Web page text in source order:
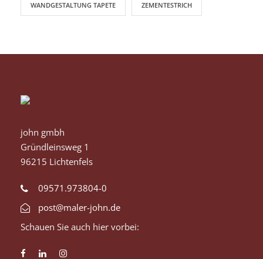
WANDGESTALTUNG TAPETE ZEMENTESTRICH
john gmbh
Gründleinsweg 1
96215 Lichtenfels
09571.973804-0
post@maler-john.de
Schauen Sie auch hier vorbei: